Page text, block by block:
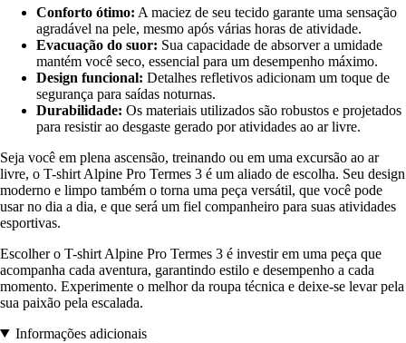
Conforto ótimo: A maciez de seu tecido garante uma sensação
agradável na pele, mesmo após várias horas de atividade.
Evacuação do suor: Sua capacidade de absorver a umidade
mantém você seco, essencial para um desempenho máximo.
Design funcional: Detalhes refletivos adicionam um toque de
segurança para saídas noturnas.
Durabilidade: Os materiais utilizados são robustos e projetados
para resistir ao desgaste gerado por atividades ao ar livre.
Seja você em plena ascensão, treinando ou em uma excursão ao ar
livre, o T-shirt Alpine Pro Termes 3 é um aliado de escolha. Seu design
moderno e limpo também o torna uma peça versátil, que você pode
usar no dia a dia, e que será um fiel companheiro para suas atividades
esportivas.
Escolher o T-shirt Alpine Pro Termes 3 é investir em uma peça que
acompanha cada aventura, garantindo estilo e desempenho a cada
momento. Experimente o melhor da roupa técnica e deixe-se levar pela
sua paixão pela escalada.
Informações adicionais